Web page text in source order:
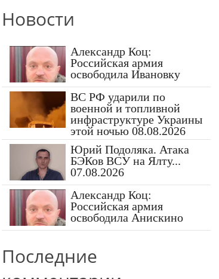
Новости
Александр Коц:
Российская армия
освободила Ивановку
ВС РФ ударили по
военной и топливной
инфраструктуре Украины
этой ночью 08.08.2026
Юрий Подоляка. Атака
БЭКов ВСУ на Ялту...
07.08.2026
Александр Коц:
Российская армия
освободила Анискино
Последние